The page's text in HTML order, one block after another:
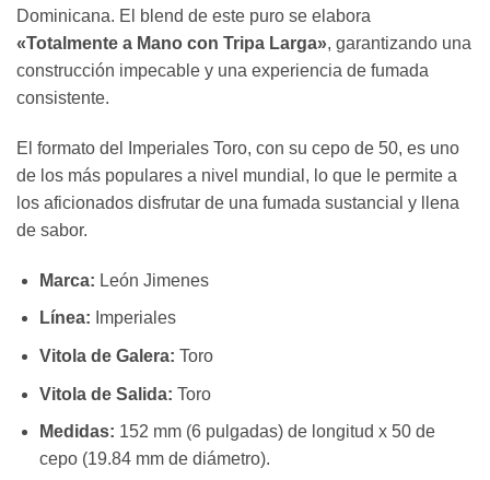
Dominicana. El blend de este puro se elabora
«Totalmente a Mano con Tripa Larga», garantizando una
construcción impecable y una experiencia de fumada
consistente.
El formato del Imperiales Toro, con su cepo de 50, es uno
de los más populares a nivel mundial, lo que le permite a
los aficionados disfrutar de una fumada sustancial y llena
de sabor.
Marca: León Jimenes
Línea: Imperiales
Vitola de Galera: Toro
Vitola de Salida: Toro
Medidas: 152 mm (6 pulgadas) de longitud x 50 de
cepo (19.84 mm de diámetro).